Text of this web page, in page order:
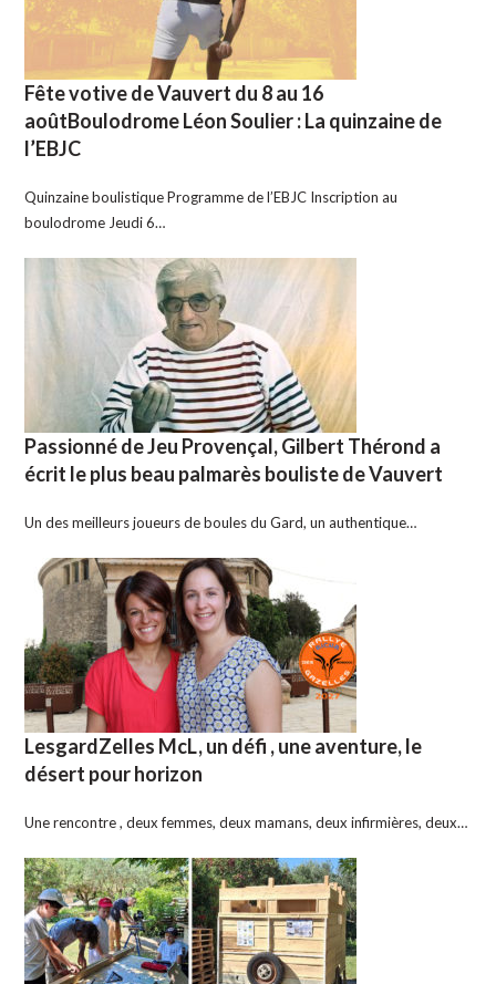
Fête votive de Vauvert du 8 au 16
aoûtBoulodrome Léon Soulier : La quinzaine de
l’EBJC
Quinzaine boulistique Programme de l’EBJC Inscription au
boulodrome Jeudi 6…
Passionné de Jeu Provençal, Gilbert Thérond a
écrit le plus beau palmarès bouliste de Vauvert
Un des meilleurs joueurs de boules du Gard, un authentique…
LesgardZelles McL, un défi , une aventure, le
désert pour horizon
Une rencontre , deux femmes, deux mamans, deux infirmières, deux…